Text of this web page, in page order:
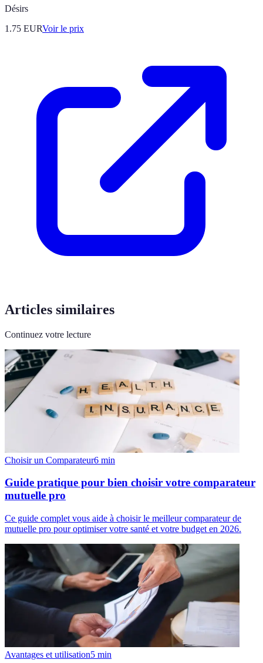
Désirs
1.75 EURVoir le prix
Articles similaires
Continuez votre lecture
Choisir un Comparateur6 min
Guide pratique pour bien choisir votre comparateur
mutuelle pro
Ce guide complet vous aide à choisir le meilleur comparateur de
mutuelle pro pour optimiser votre santé et votre budget en 2026.
Avantages et utilisation5 min